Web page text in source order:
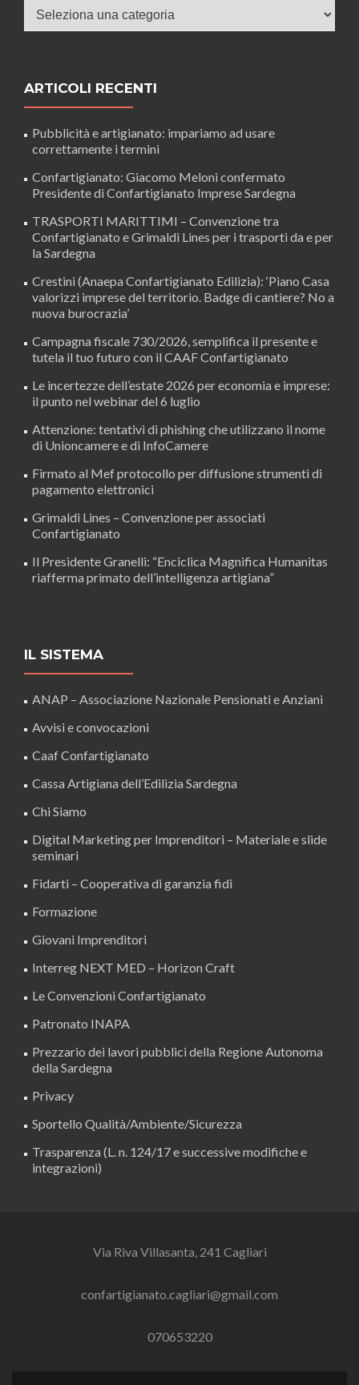
ARTICOLI RECENTI
Pubblicità e artigianato: impariamo ad usare
correttamente i termini
Confartigianato: Giacomo Meloni confermato
Presidente di Confartigianato Imprese Sardegna
TRASPORTI MARITTIMI – Convenzione tra
Confartigianato e Grimaldi Lines per i trasporti da e per
la Sardegna
Crestini (Anaepa Confartigianato Edilizia): ‘Piano Casa
valorizzi imprese del territorio. Badge di cantiere? No a
nuova burocrazia’
Campagna fiscale 730/2026, semplifica il presente e
tutela il tuo futuro con il CAAF Confartigianato
Le incertezze dell’estate 2026 per economia e imprese:
il punto nel webinar del 6 luglio
Attenzione: tentativi di phishing che utilizzano il nome
di Unioncamere e di InfoCamere
Firmato al Mef protocollo per diffusione strumenti di
pagamento elettronici
Grimaldi Lines – Convenzione per associati
Confartigianato
Il Presidente Granelli: “Enciclica Magnifica Humanitas
riafferma primato dell’intelligenza artigiana”
IL SISTEMA
ANAP – Associazione Nazionale Pensionati e Anziani
Avvisi e convocazioni
Caaf Confartigianato
Cassa Artigiana dell’Edilizia Sardegna
Chi Siamo
Digital Marketing per Imprenditori – Materiale e slide
seminari
Fidarti – Cooperativa di garanzia fidi
Formazione
Giovani Imprenditori
Interreg NEXT MED – Horizon Craft
Le Convenzioni Confartigianato
Patronato INAPA
Prezzario dei lavori pubblici della Regione Autonoma
della Sardegna
Privacy
Sportello Qualità/Ambiente/Sicurezza
Trasparenza (L. n. 124/17 e successive modifiche e
integrazioni)
Via Riva Villasanta, 241 Cagliari
confartigianato.cagliari@gmail.com
070653220